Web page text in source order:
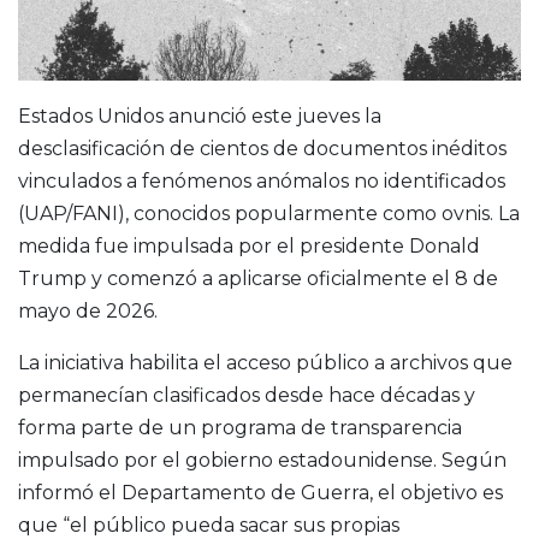
Estados Unidos anunció este jueves la
desclasificación de cientos de documentos inéditos
vinculados a fenómenos anómalos no identificados
(UAP/FANI), conocidos popularmente como ovnis. La
medida fue impulsada por el presidente Donald
Trump y comenzó a aplicarse oficialmente el 8 de
mayo de 2026.
La iniciativa habilita el acceso público a archivos que
permanecían clasificados desde hace décadas y
forma parte de un programa de transparencia
impulsado por el gobierno estadounidense. Según
informó el Departamento de Guerra, el objetivo es
que “el público pueda sacar sus propias